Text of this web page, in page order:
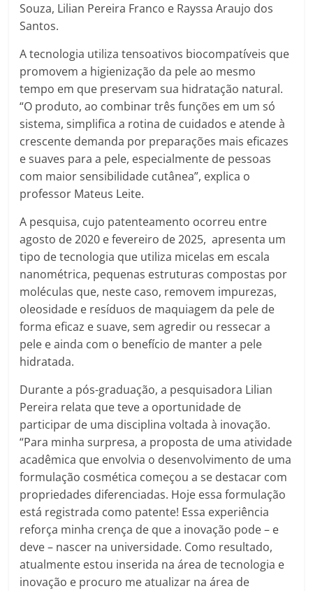
Souza, Lilian Pereira Franco e Rayssa Araujo dos
Santos.
A tecnologia utiliza tensoativos biocompatíveis que
promovem a higienização da pele ao mesmo
tempo em que preservam sua hidratação natural.
“O produto, ao combinar três funções em um só
sistema, simplifica a rotina de cuidados e atende à
crescente demanda por preparações mais eficazes
e suaves para a pele, especialmente de pessoas
com maior sensibilidade cutânea”, explica o
professor Mateus Leite.
A pesquisa, cujo patenteamento ocorreu entre
agosto de 2020 e fevereiro de 2025, apresenta um
tipo de tecnologia que utiliza micelas em escala
nanométrica, pequenas estruturas compostas por
moléculas que, neste caso, removem impurezas,
oleosidade e resíduos de maquiagem da pele de
forma eficaz e suave, sem agredir ou ressecar a
pele e ainda com o benefício de manter a pele
hidratada.
Durante a pós-graduação, a pesquisadora Lilian
Pereira relata que teve a oportunidade de
participar de uma disciplina voltada à inovação.
“Para minha surpresa, a proposta de uma atividade
acadêmica que envolvia o desenvolvimento de uma
formulação cosmética começou a se destacar com
propriedades diferenciadas. Hoje essa formulação
está registrada como patente! Essa experiência
reforça minha crença de que a inovação pode – e
deve – nascer na universidade. Como resultado,
atualmente estou inserida na área de tecnologia e
inovação e procuro me atualizar na área de